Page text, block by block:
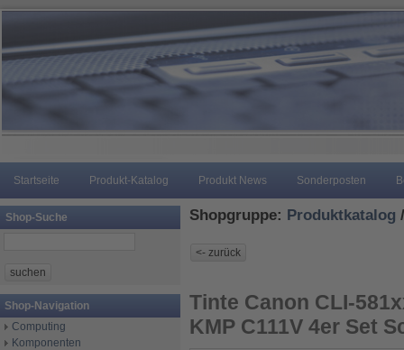
Startseite Produkt-Katalog Produkt News Sonderposten
Shop-Suche
Shop-Navigation
Computing
Komponenten
Shopgruppe: Produktkatalog
Tinte Canon CLI-
KMP C111V 4er Set